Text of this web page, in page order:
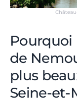
Pourquoi
de
plus
Seine-et-